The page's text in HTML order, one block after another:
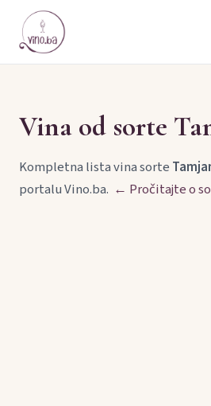
Vina od sorte
Kompletna lista vina sorte
portalu Vino.ba. ← Pročitajte o